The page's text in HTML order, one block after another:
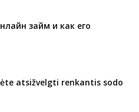
займ и как его
atsižvelgti renkantis sodo